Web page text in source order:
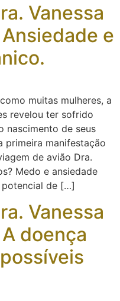
Vanessa
e
muitas mulheres, a
revelou ter sofrido
nascimento de seus
primeira manifestação
de avião Dra.
Medo e ansiedade
potencial de […]
Vanessa
doença